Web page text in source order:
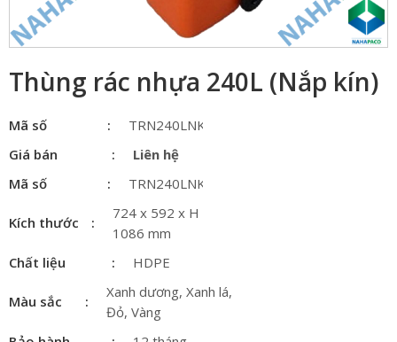
Thùng rác nhựa 240L (Nắp kín)
Mã số
TRN240LNK
Giá bán
Liên hệ
Mã số
TRN240LNK
Kích thước
724 x 592 x H
1086 mm
Chất liệu
HDPE
Màu sắc
Xanh dương, Xanh lá,
Đỏ, Vàng